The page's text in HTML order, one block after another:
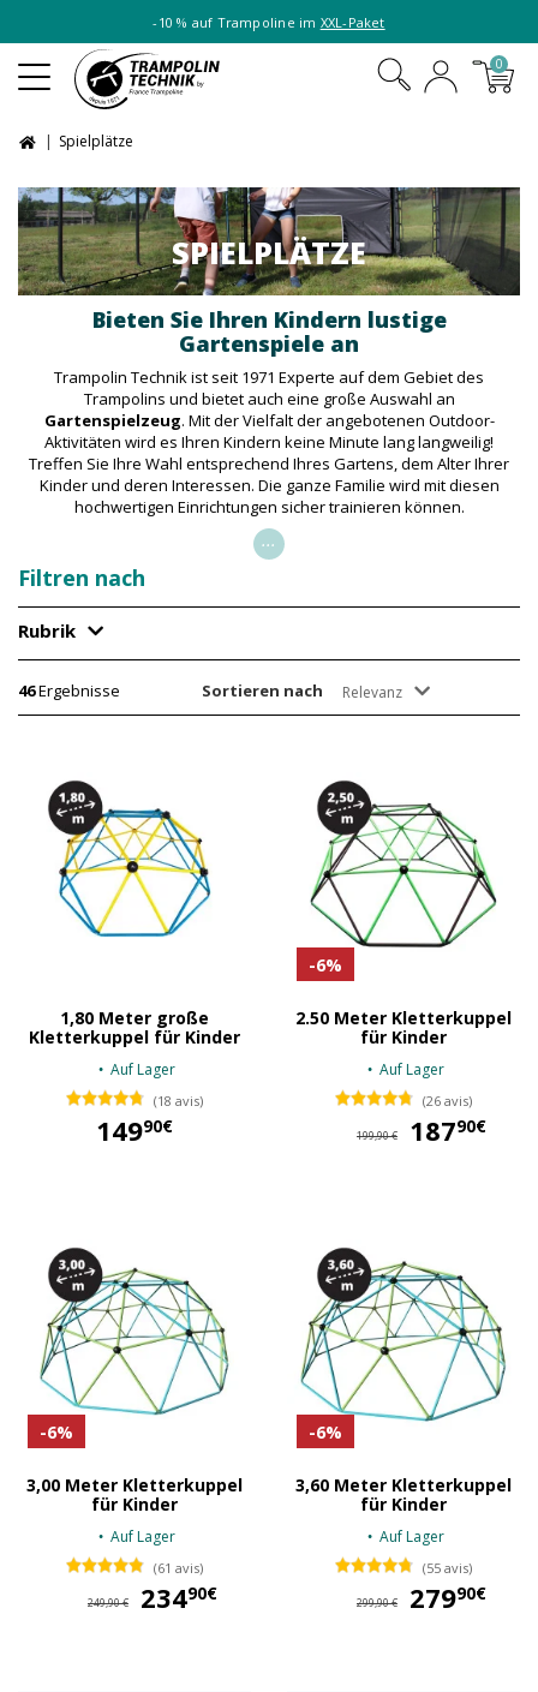
-10 % auf Trampoline im XXL-Paket
0
Spielplätze
SPIELPLÄTZE
Bieten Sie Ihren Kindern lustige
Gartenspiele an
Trampolin Technik ist seit 1971 Experte auf dem Gebiet des
Trampolins und bietet auch eine große Auswahl an
Gartenspielzeug. Mit der Vielfalt der angebotenen Outdoor-
Aktivitäten wird es Ihren Kindern keine Minute lang langweilig!
Treffen Sie Ihre Wahl entsprechend Ihres Gartens, dem Alter Ihrer
Kinder und deren Interessen. Die ganze Familie wird mit diesen
hochwertigen Einrichtungen sicher trainieren können.
...
Filtren nach
Rubrik
46Ergebnisse Sortieren nach Relevanz
1,80 Meter große
Kletterkuppel für Kinder
Auf Lager
(18 avis)
14990€
-6%
2.50 Meter Kletterkuppel
für Kinder
Auf Lager
(26 avis)
199,90 € 18790€
-6%
3,00 Meter Kletterkuppel
für Kinder
Auf Lager
(61 avis)
249,90 € 23490€
-6%
3,60 Meter Kletterkuppel
für Kinder
Auf Lager
(55 avis)
299,90 € 27990€